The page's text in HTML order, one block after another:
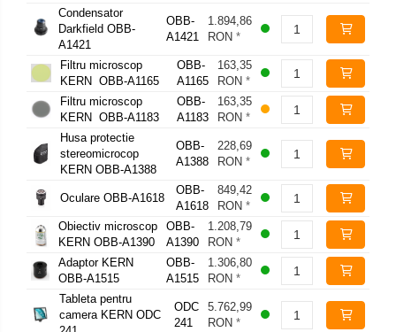
Condensator
Darkfield OBB-
A1421
OBB-
A1421
1.894,86
RON *
Filtru microscop
KERN OBB-A1165
OBB-
A1165
163,35
RON *
Filtru microscop
KERN OBB-A1183
OBB-
A1183
163,35
RON *
Husa protectie
stereomicrocop
KERN OBB-A1388
OBB-
A1388
228,69
RON *
Oculare OBB-A1618
OBB-
A1618
849,42
RON *
Obiectiv microscop
KERN OBB-A1390
OBB-
A1390
1.208,79
RON *
Adaptor KERN
OBB-A1515
OBB-
A1515
1.306,80
RON *
Tableta pentru
camera KERN ODC
ODC
241
5.762,99
RON *